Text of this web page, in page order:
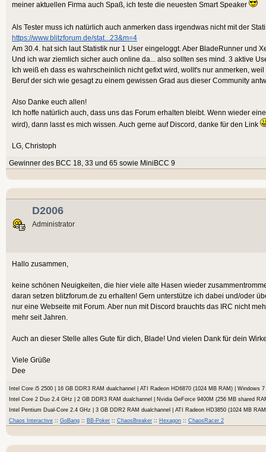
meiner aktuellen Firma auch Spaß, ich teste die neuesten Smart Speaker
Als Tester muss ich natürlich auch anmerken dass irgendwas nicht mit der
https://www.blitzforum.de/stat...23&m=4
Am 30.4. hat sich laut Statistik nur 1 User eingeloggt. Aber BladeRunner und
Und ich war ziemlich sicher auch online da... also sollten ses mind. 3 aktive
Ich weiß eh dass es wahrscheinlich nicht gefixt wird, wollt's nur anmerken,
Beruf der sich wie gesagt zu einem gewissen Grad aus dieser Community
Also Danke euch allen!
Ich hoffe natürlich auch, dass uns das Forum erhalten bleibt. Wenn wieder
wird), dann lasst es mich wissen. Auch gerne auf Discord, danke für den Link
LG, Christoph
Gewinner des BCC 18, 33 und 65 sowie MiniBCC 9
D2006
Administrator
Hallo zusammen,
keine schönen Neuigkeiten, die hier viele alte Hasen wieder
daran setzen blitzforum.de zu erhalten! Gern unterstütze ich dabei und/oder
nur eine Webseite mit Forum. Aber nun mit Discord brauchts das IRC nicht
mehr seit Jahren.
Auch an dieser Stelle alles Gute für dich, Blade! Und vielen Dank für dein
Viele Grüße
Dee
Intel Core i5 2500 | 16 GB DDR3 RAM dualchannel | ATI Radeon HD6870 (1024 MB RAM) | Windows
Intel Core 2 Duo 2.4 GHz | 2 GB DDR3 RAM dualchannel | Nvidia GeForce 9400M (256 MB shared
Intel Pentium Dual-Core 2.4 GHz | 3 GB DDR2 RAM dualchannel | ATI Radeon HD3850 (1024 MB
Chaos Interactive :: GoBang :: BB-Poker :: ChaosBreaker :: Hexagon :: ChaosRacer 2